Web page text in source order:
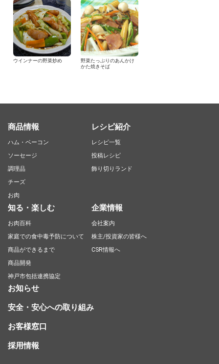
ウインナーの野菜炒め
野菜たっぷりのあんかけ
かた焼きそば
商品情報
ハム・ベーコン
ソーセージ
調理品
チーズ
お肉
レシピ紹介
レシピ一覧
投稿レシピ
飾り切りランド
知る・楽しむ
お肉百科
家庭での食中毒予防について
商品ができるまで
商品開発
神戸市包括連携協定
企業情報
会社案内
株主/投資家の皆様へ
CSR情報へ
お知らせ
安全・安心への取り組み
お客様窓口
採用情報